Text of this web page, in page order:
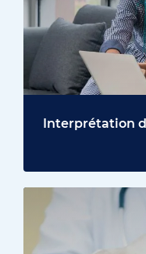
Interprétation